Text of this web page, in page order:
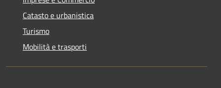
Catasto e urbanistica
Turismo
Mobilità e trasporti